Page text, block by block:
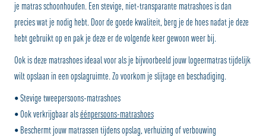
je matras schoonhouden. Een stevige, niet-transparante matrashoes is dan
precies wat je nodig hebt. Door de goede kwaliteit, berg je de hoes nadat je deze
hebt gebruikt op en pak je deze er de volgende keer gewoon weer bij.
Ook is deze matrashoes ideaal voor als je bijvoorbeeld jouw logeermatras tijdelijk
wilt opslaan in een opslagruimte. Zo voorkom je slijtage en beschadiging.
• Stevige tweepersoons-matrashoes
• Ook verkrijgbaar alséénpersoons-matrashoes
• Beschermt jouw matrassen tijdens opslag, verhuizing of verbouwing